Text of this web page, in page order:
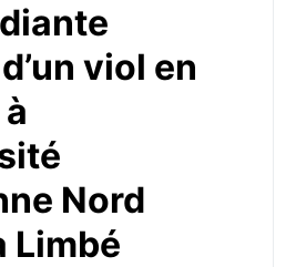
viol en
Nord
Limbé